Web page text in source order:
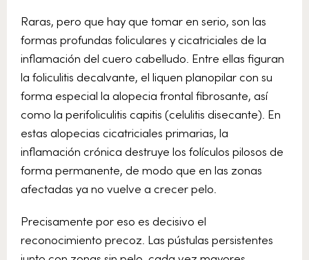
Raras, pero que hay que tomar en serio, son las
formas profundas foliculares y cicatriciales de la
inflamación del cuero cabelludo. Entre ellas figuran
la foliculitis decalvante, el liquen planopilar con su
forma especial la alopecia frontal fibrosante, así
como la perifoliculitis capitis (celulitis disecante). En
estas alopecias cicatriciales primarias, la
inflamación crónica destruye los folículos pilosos de
forma permanente, de modo que en las zonas
afectadas ya no vuelve a crecer pelo.
Precisamente por eso es decisivo el
reconocimiento precoz. Las pústulas persistentes